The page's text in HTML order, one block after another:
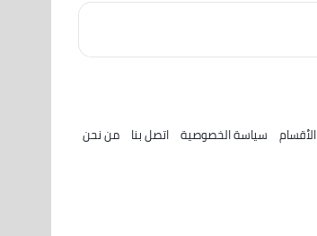
الأقسام سياسة الخصوصية اتصل بنا من نحن